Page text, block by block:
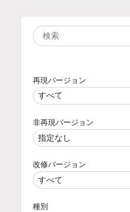
再現バージョン
非再現バージョン
改修バージョン
種別